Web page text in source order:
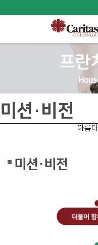
미션·비전
아름
미션·비전